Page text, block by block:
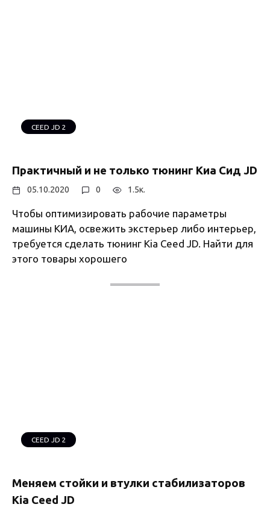
CEED JD 2
Практичный и не только тюнинг Киа Сид JD
05.10.2020 0 1.5к.
Чтобы оптимизировать рабочие параметры
машины КИА, освежить экстерьер либо интерьер,
требуется сделать тюнинг Kia Ceed JD. Найти для
этого товары хорошего
CEED JD 2
Меняем стойки и втулки стабилизаторов
Kia Ceed JD